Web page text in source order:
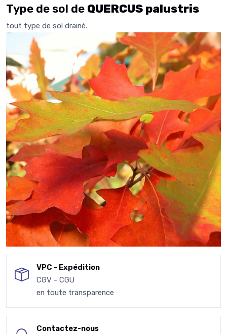
Type de sol de QUERCUS palustris
tout type de sol drainé.
VPC - Expédition
CGV - CGU
en toute transparence
Contactez-nous